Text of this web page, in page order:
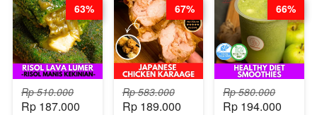
Rp 510.000
Rp 187.000
63%
Rp 583.000
Rp 189.000
67%
Rp 580.000
Rp 194.000
66%